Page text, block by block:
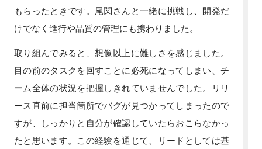
もらったときです。尾関さんと一緒に挑戦し、開発だ
けでなく進行や品質の管理にも携わりました。
取り組んでみると、想像以上に難しさを感じました。
目の前のタスクを回すことに必死になってしまい、チ
ーム全体の状況を把握しきれていませんでした。リリ
ース直前に担当箇所でバグが見つかってしまったので
すが、しっかりと自分が確認していたらおこらなかっ
たと思います。この経験を通じて、リードとしては基